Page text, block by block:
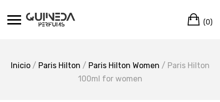
(0)
Inicio/ Paris Hilton / Paris Hilton Women / Paris Hilton
100ml for women